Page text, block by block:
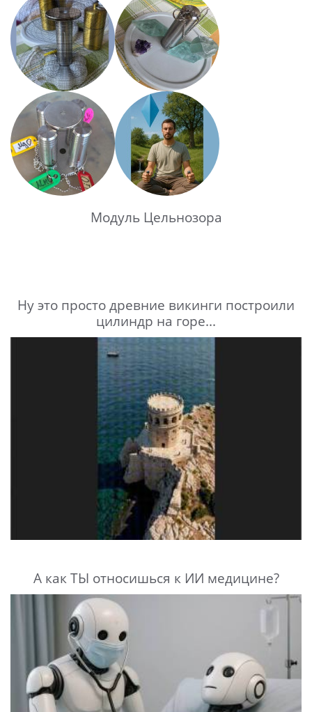
Модуль Цельнозора
Ну это просто древние викинги построили
цилиндр на горе...
А как ТЫ относишься к ИИ медицине?